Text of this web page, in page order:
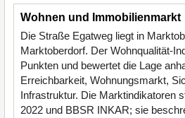
Wohnen und Immobilienmarkt
Die Straße Egatweg liegt in
Marktoberdorf. Der Wohnqualität-
Punkten und bewertet die Lage
Erreichbarkeit, Wohnungsmarkt,
Infrastruktur. Die Marktindikatoren
2022 und BBSR INKAR; sie